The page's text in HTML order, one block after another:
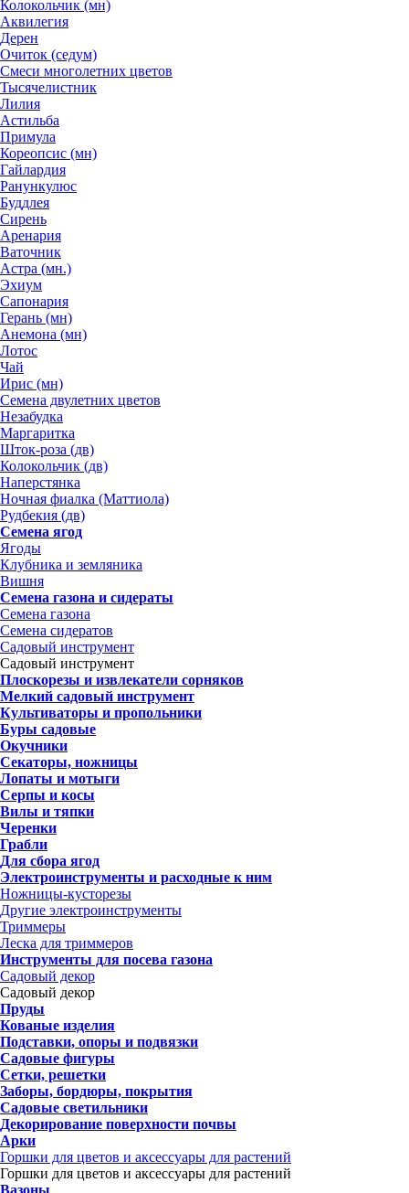
Колокольчик (мн)
Аквилегия
Дерен
Очиток (седум)
Смеси многолетних цветов
Тысячелистник
Лилия
Астильба
Примула
Кореопсис (мн)
Гайлардия
Ранункулюс
Буддлея
Сирень
Аренария
Ваточник
Астра (мн.)
Эхиум
Сапонария
Герань (мн)
Анемона (мн)
Лотос
Чай
Ирис (мн)
Семена двулетних цветов
Незабудка
Маргаритка
Шток-роза (дв)
Колокольчик (дв)
Наперстянка
Ночная фиалка (Маттиола)
Рудбекия (дв)
Семена ягод
Ягоды
Клубника и земляника
Вишня
Семена газона и сидераты
Семена газона
Семена сидератов
Садовый инструмент
Садовый инструмент
Плоскорезы и извлекатели сорняков
Мелкий садовый инструмент
Культиваторы и пропольники
Буры садовые
Окучники
Секаторы, ножницы
Лопаты и мотыги
Серпы и косы
Вилы и тяпки
Черенки
Грабли
Для сбора ягод
Электроинструменты и расходные к ним
Ножницы-кусторезы
Другие электроинструменты
Триммеры
Леска для триммеров
Инструменты для посева газона
Садовый декор
Садовый декор
Пруды
Кованые изделия
Подставки, опоры и подвязки
Садовые фигуры
Сетки, решетки
Заборы, бордюры, покрытия
Садовые светильники
Декорирование поверхности почвы
Арки
Горшки для цветов и аксессуары для растений
Горшки для цветов и аксессуары для растений
Вазоны